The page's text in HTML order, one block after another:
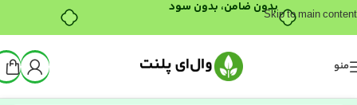
بدون ضامن، بدون سودSkip to main content
منو